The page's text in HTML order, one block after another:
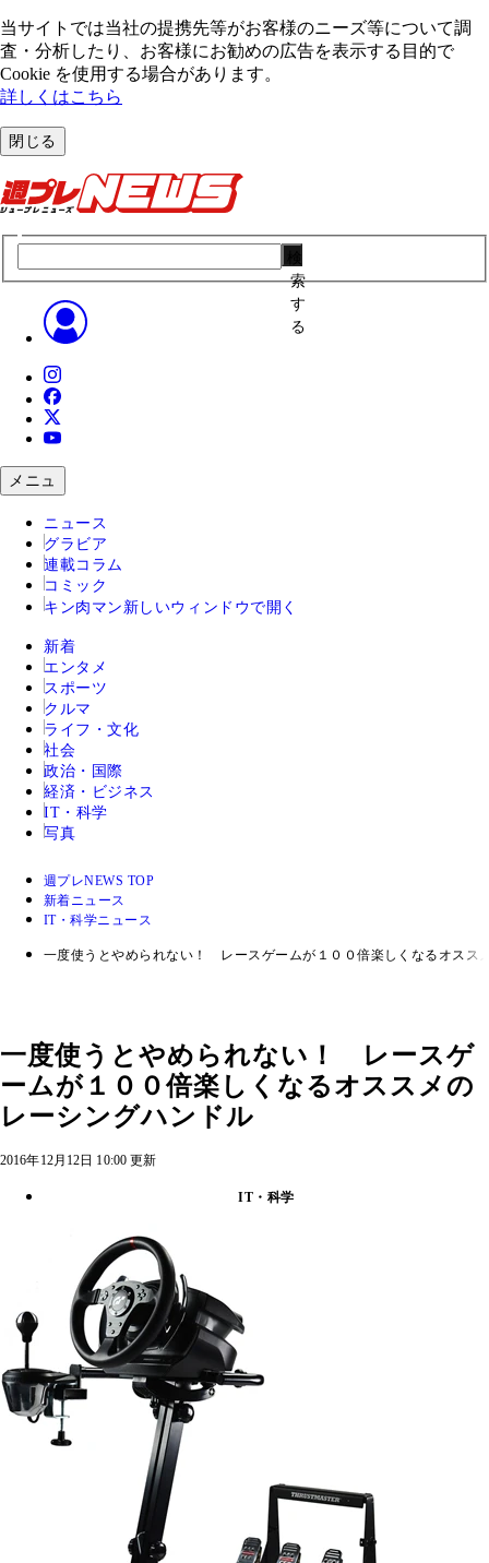
当サイトでは当社の提携先等がお客様のニーズ等について調
査・分析したり、お客様にお勧めの広告を表⽰する⽬的で
Cookie を使⽤する場合があります。
詳しくはこちら
閉じる
索
す
る
メニュ
ニュース
グラビア
連載コラム
コミック
キン肉マン 新しいウィンドウで開く
新着
エンタメ
スポーツ
クルマ
ライフ・文化
社会
政治・国際
経済・ビジネス
IT・科学
写真
週プレNEWS TOP
新着ニュース
IT・科学ニュース
一度使うとやめられない！ レースゲームが１００倍楽しくなるオスス
一度使うとやめられない！ レースゲ
ームが１００倍楽しくなるオススメの
レーシングハンドル
2016年12月12日 10:00 更新
IT・科学